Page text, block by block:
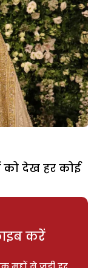
को देख हर कोई
करें